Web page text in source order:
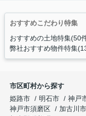
おすすめこだわり特集
おすすめの土地特集(50
弊社おすすめ物件特集
市区町村から探す
姫路市
明石市 神戸
神戸市須磨区
加古川市